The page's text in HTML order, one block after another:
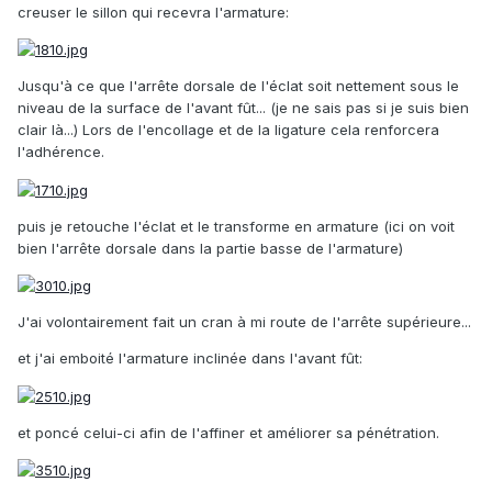
creuser le sillon qui recevra l'armature:
Jusqu'à ce que l'arrête dorsale de l'éclat soit nettement sous le
niveau de la surface de l'avant fût... (je ne sais pas si je suis bien
clair là...) Lors de l'encollage et de la ligature cela renforcera
l'adhérence.
puis je retouche l'éclat et le transforme en armature (ici on voit
bien l'arrête dorsale dans la partie basse de l'armature)
J'ai volontairement fait un cran à mi route de l'arrête supérieure...
et j'ai emboité l'armature inclinée dans l'avant fût:
et poncé celui-ci afin de l'affiner et améliorer sa pénétration.